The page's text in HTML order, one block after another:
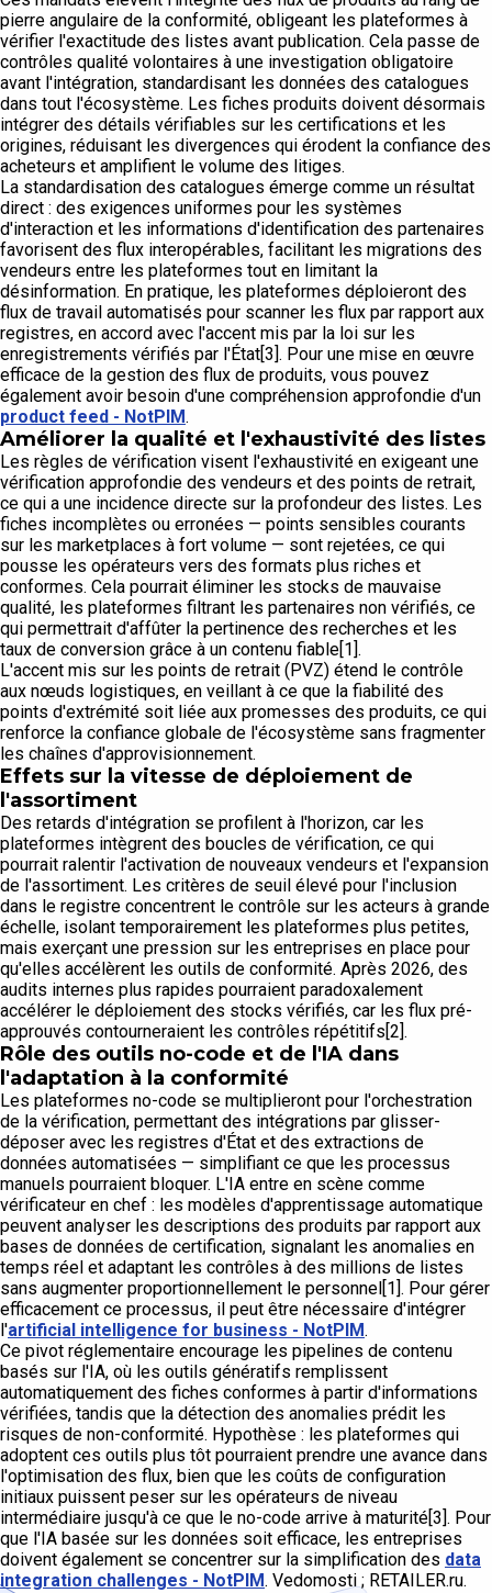
pierre angulaire de la conformité, obligeant les plateformes à
vérifier l'exactitude des listes avant publication. Cela passe de
contrôles qualité volontaires à une investigation obligatoire
avant l'intégration, standardisant les données des catalogues
dans tout l'écosystème. Les fiches produits doivent désormais
intégrer des détails vérifiables sur les certifications et les
origines, réduisant les divergences qui érodent la confiance des
acheteurs et amplifient le volume des litiges.
La standardisation des catalogues émerge comme un résultat
direct : des exigences uniformes pour les systèmes
d'interaction et les informations d'identification des partenaires
favorisent des flux interopérables, facilitant les migrations des
vendeurs entre les plateformes tout en limitant la
désinformation. En pratique, les plateformes déploieront des
flux de travail automatisés pour scanner les flux par rapport aux
registres, en accord avec l'accent mis par la loi sur les
enregistrements vérifiés par l'État[3]. Pour une mise en œuvre
efficace de la gestion des flux de produits, vous pouvez
également avoir besoin d'une compréhension approfondie d'un
product feed - NotPIM.
Améliorer la qualité et l'exhaustivité des listes
Les règles de vérification visent l'exhaustivité en exigeant une
vérification approfondie des vendeurs et des points de retrait,
ce qui a une incidence directe sur la profondeur des listes. Les
fiches incomplètes ou erronées — points sensibles courants
sur les marketplaces à fort volume — sont rejetées, ce qui
pousse les opérateurs vers des formats plus riches et
conformes. Cela pourrait éliminer les stocks de mauvaise
qualité, les plateformes filtrant les partenaires non vérifiés, ce
qui permettrait d'affûter la pertinence des recherches et les
taux de conversion grâce à un contenu fiable[1].
L'accent mis sur les points de retrait (PVZ) étend le contrôle
aux nœuds logistiques, en veillant à ce que la fiabilité des
points d'extrémité soit liée aux promesses des produits, ce qui
renforce la confiance globale de l'écosystème sans fragmenter
les chaînes d'approvisionnement.
Effets sur la vitesse de déploiement de
l'assortiment
Des retards d'intégration se profilent à l'horizon, car les
plateformes intègrent des boucles de vérification, ce qui
pourrait ralentir l'activation de nouveaux vendeurs et l'expansion
de l'assortiment. Les critères de seuil élevé pour l'inclusion
dans le registre concentrent le contrôle sur les acteurs à grande
échelle, isolant temporairement les plateformes plus petites,
mais exerçant une pression sur les entreprises en place pour
qu'elles accélèrent les outils de conformité. Après 2026, des
audits internes plus rapides pourraient paradoxalement
accélérer le déploiement des stocks vérifiés, car les flux pré-
approuvés contourneraient les contrôles répétitifs[2].
Rôle des outils no-code et de l'IA dans
l'adaptation à la conformité
Les plateformes no-code se multiplieront pour l'orchestration
de la vérification, permettant des intégrations par glisser-
déposer avec les registres d'État et des extractions de
données automatisées — simplifiant ce que les processus
manuels pourraient bloquer. L'IA entre en scène comme
vérificateur en chef : les modèles d'apprentissage automatique
peuvent analyser les descriptions des produits par rapport aux
bases de données de certification, signalant les anomalies en
temps réel et adaptant les contrôles à des millions de listes
sans augmenter proportionnellement le personnel[1]. Pour gérer
efficacement ce processus, il peut être nécessaire d'intégrer
l'artificial intelligence for business - NotPIM.
Ce pivot réglementaire encourage les pipelines de contenu
basés sur l'IA, où les outils génératifs remplissent
automatiquement des fiches conformes à partir d'informations
vérifiées, tandis que la détection des anomalies prédit les
risques de non-conformité. Hypothèse : les plateformes qui
adoptent ces outils plus tôt pourraient prendre une avance dans
l'optimisation des flux, bien que les coûts de configuration
initiaux puissent peser sur les opérateurs de niveau
intermédiaire jusqu'à ce que le no-code arrive à maturité[3]. Pour
que l'IA basée sur les données soit efficace, les entreprises
doivent également se concentrer sur la simplification des data
integration challenges - NotPIM. Vedomosti ; RETAILER.ru.